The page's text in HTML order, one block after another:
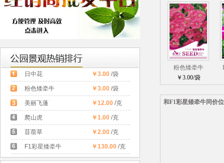
日中花 ￥3.00/袋
粉色矮牵牛 ￥3.00/袋
美丽飞蓬 ￥12.00/克
爬山虎 ￥1.00/克
苜蓿草 ￥2.00/克
F1彩星矮牵牛 ￥130.00/克
粉色矮牵牛
￥3.00/袋
和F1彩星矮牵牛同价